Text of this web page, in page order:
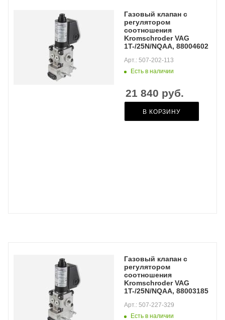
Газовый клапан с
регулятором
соотношения
Kromschroder VAG
1T-/25N/NQAA, 88004602
Есть в наличии
Арт.: 507-202-113
21 840 руб.
В КОРЗИНУ
Газовый клапан с
регулятором
соотношения
Kromschroder VAG
1T-/25N/NQAA, 88003185
Есть в наличии
Арт.: 507-227-329